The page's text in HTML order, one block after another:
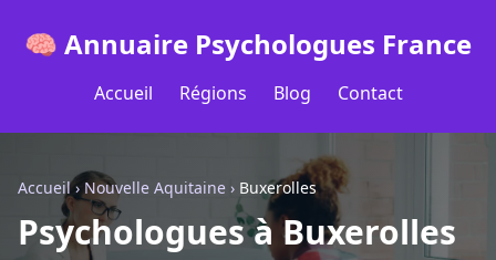
🧠 Annuaire Psychologues France
Accueil Régions Blog Contact
Accueil› Nouvelle Aquitaine › Buxerolles
Psychologues à Buxerolles